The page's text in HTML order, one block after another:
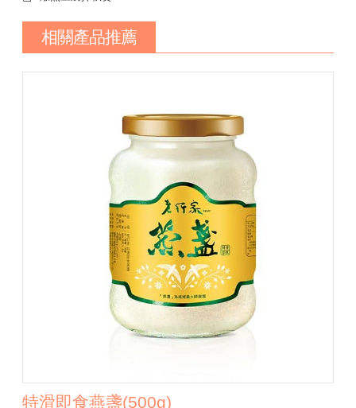
相關產品推薦
特滑即食燕盞(500g)